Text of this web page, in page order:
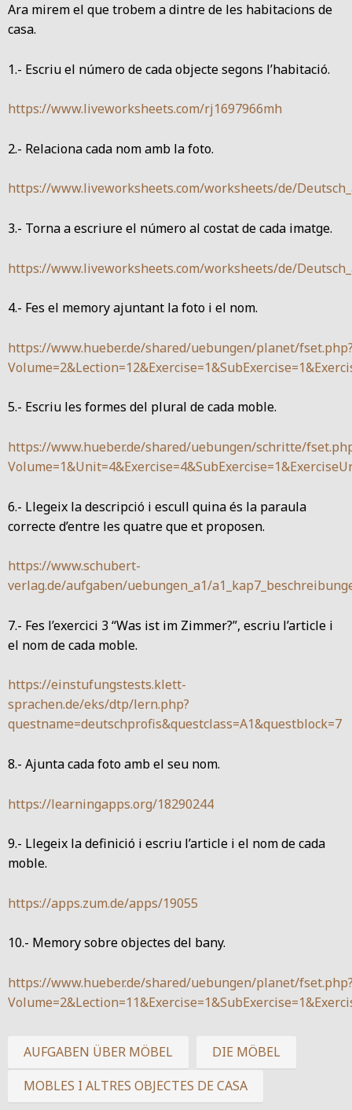
Ara mirem el que trobem a dintre de les habitacions de
casa.
1.- Escriu el número de cada objecte segons l’habitació.
https://www.liveworksheets.com/rj1697966mh
2.- Relaciona cada nom amb la foto.
https://www.liveworksheets.com/worksheets/de/
3.- Torna a escriure el número al costat de cada imatge.
https://www.liveworksheets.com/worksheets/de/
4.- Fes el memory ajuntant la foto i el nom.
https://www.hueber.de/shared/uebungen/planet/
5.- Escriu les formes del plural de cada moble.
https://www.hueber.de/shared/uebungen/schritte/
6.- Llegeix la descripció i escull quina és la paraula
correcte d’entre les quatre que et proposen.
https://www.schubert-
verlag.de/aufgaben/uebungen_a1/
7.- Fes l’exercici 3 “Was ist im Zimmer?”, escriu l’article i
el nom de cada moble.
https://einstufungstests.klett-
sprachen.de/eks/dtp/lern.php?
questname=deutschprofis&questclass=A1&questblock=7
8.- Ajunta cada foto amb el seu nom.
https://learningapps.org/18290244
9.- Llegeix la definició i escriu l’article i el nom de cada
moble.
https://apps.zum.de/apps/19055
10.- Memory sobre objectes del bany.
https://www.hueber.de/shared/uebungen/planet/
AUFGABEN ÜBER MÖBEL
DIE MÖBEL
MOBLES I ALTRES OBJECTES DE CASA